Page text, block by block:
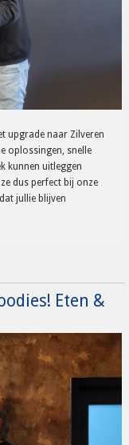
upgrade naar Zilveren
oplossingen, snelle
kunnen uitleggen
dus perfect bij onze
jullie blijven
Eten &